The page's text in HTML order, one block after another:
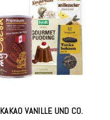
KAKAO VANILLE UND CO.